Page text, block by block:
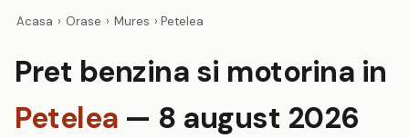
Acasa › Orase › Mures › Petelea
Pret benzina si motorina in
Petelea — 8 august 2026